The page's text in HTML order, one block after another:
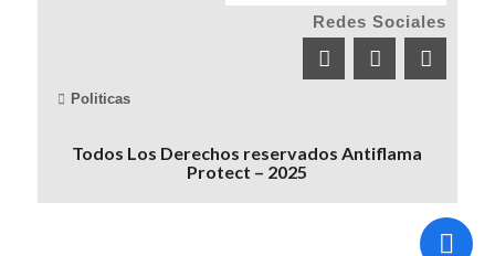
Redes Sociales
Politicas
Todos Los Derechos reservados Antiflama
Protect – 2025